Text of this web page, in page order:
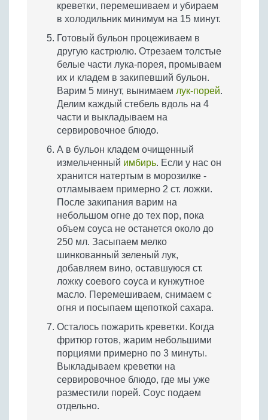
креветки, перемешиваем и убираем
в холодильник минимум на 15 минут.
Готовый бульон процеживаем в
другую кастрюлю. Отрезаем толстые
белые части лука-порея, промываем
их и кладем в закипевший бульон.
Варим 5 минут, вынимаем лук-порей.
Делим каждый стебель вдоль на 4
части и выкладываем на
сервировочное блюдо.
А в бульон кладем очищенный
измельченный имбирь. Если у нас он
хранится натертым в морозилке -
отламываем примерно 2 ст. ложки.
После закипания варим на
небольшом огне до тех пор, пока
объем соуса не останется около до
250 мл. Засыпаем мелко
шинкованный зеленый лук,
добавляем вино, оставшуюся ст.
ложку соевого соуса и кунжутное
масло. Перемешиваем, снимаем с
огня и посыпаем щепоткой сахара.
Осталось пожарить креветки. Когда
фритюр готов, жарим небольшими
порциями примерно по 3 минуты.
Выкладываем креветки на
сервировочное блюдо, где мы уже
разместили порей. Соус подаем
отдельно.